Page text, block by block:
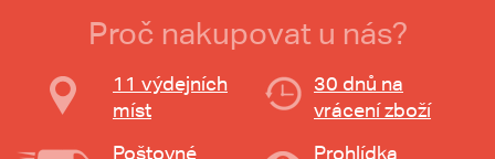
Proč nakupovat u nás?
11 výdejních
míst
30 dnů na
vrácení zboží
Poštovné
Prohlídka